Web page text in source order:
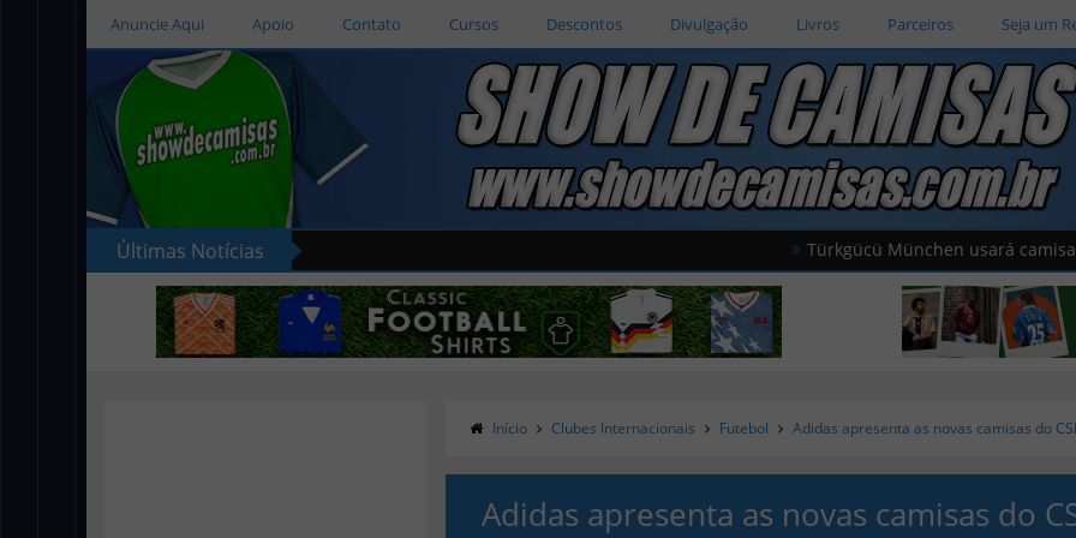
Anuncie Aqui Apoio Contato Cursos Descontos Divulgação Livros Parceiros Seja um
Últimas Notícias Türkgücü München usará camisas
Início Clubes Internacionais Futebol Adidas apresenta as novas camisas do
Adidas apresenta as novas camisas do